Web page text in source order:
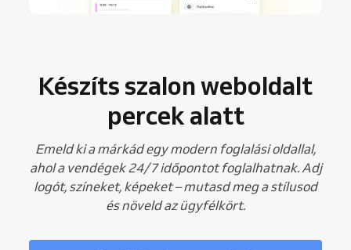
Készíts szalon weboldalt
percek alatt
Emeld ki a márkád egy modern foglalási oldallal,
ahol a vendégek 24/7 időpontot foglalhatnak. Adj
logót, színeket, képeket – mutasd meg a stílusod
és növeld az ügyfélkört.